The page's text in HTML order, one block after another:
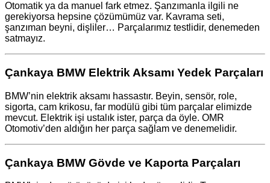
Otomatik ya da manuel fark etmez. Şanzımanla ilgili ne
gerekiyorsa hepsine çözümümüz var. Kavrama seti,
şanzıman beyni, dişliler… Parçalarımız testlidir, denemeden
satmayız.
Çankaya BMW Elektrik Aksamı Yedek Parçaları
BMW’nin elektrik aksamı hassastır. Beyin, sensör, role,
sigorta, cam krikosu, far modülü gibi tüm parçalar elimizde
mevcut. Elektrik işi ustalık ister, parça da öyle. OMR
Otomotiv’den aldığın her parça sağlam ve denemelidir.
Çankaya BMW Gövde ve Kaporta Parçaları